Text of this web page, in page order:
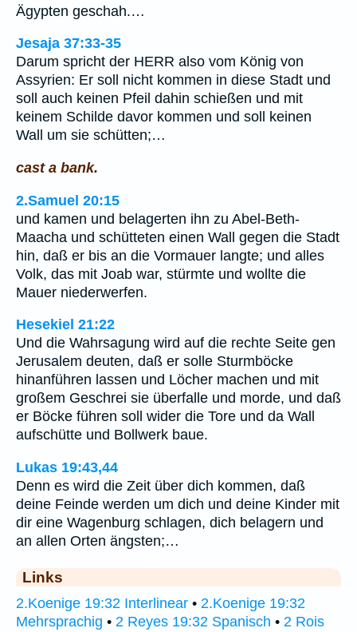
Ägypten geschah.…
Jesaja 37:33-35
Darum spricht der HERR also vom König von
Assyrien: Er soll nicht kommen in diese Stadt und
soll auch keinen Pfeil dahin schießen und mit
keinem Schilde davor kommen und soll keinen
Wall um sie schütten;…
cast a bank.
2.Samuel 20:15
und kamen und belagerten ihn zu Abel-Beth-
Maacha und schütteten einen Wall gegen die Stadt
hin, daß er bis an die Vormauer langte; und alles
Volk, das mit Joab war, stürmte und wollte die
Mauer niederwerfen.
Hesekiel 21:22
Und die Wahrsagung wird auf die rechte Seite gen
Jerusalem deuten, daß er solle Sturmböcke
hinanführen lassen und Löcher machen und mit
großem Geschrei sie überfalle und morde, und daß
er Böcke führen soll wider die Tore und da Wall
aufschütte und Bollwerk baue.
Lukas 19:43,44
Denn es wird die Zeit über dich kommen, daß
deine Feinde werden um dich und deine Kinder mit
dir eine Wagenburg schlagen, dich belagern und
an allen Orten ängsten;…
Links
2.Koenige 19:32 Interlinear • 2.Koenige 19:32
Mehrsprachig • 2 Reyes 19:32 Spanisch • 2 Rois